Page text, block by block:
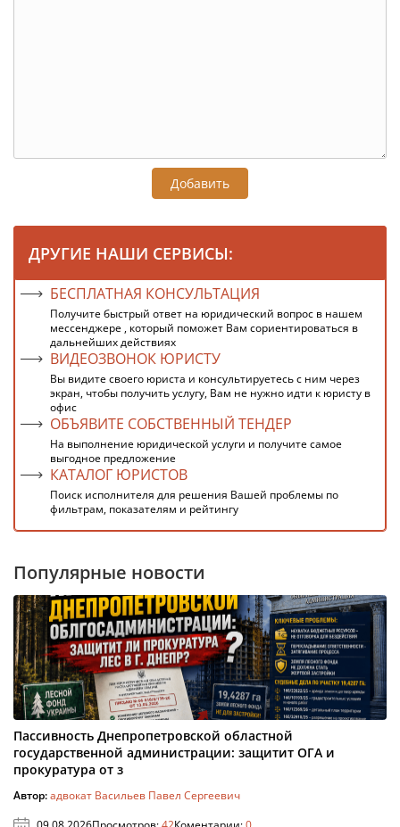
Добавить
ДРУГИЕ НАШИ СЕРВИСЫ:
БЕСПЛАТНАЯ КОНСУЛЬТАЦИЯ
Получите быстрый ответ на юридический вопрос в нашем
мессенджере , который поможет Вам сориентироваться в
дальнейших действиях
ВИДЕОЗВОНОК ЮРИСТУ
Вы видите своего юриста и консультируетесь с ним через
экран, чтобы получить услугу, Вам не нужно идти к юристу в
офис
ОБЪЯВИТЕ СОБСТВЕННЫЙ ТЕНДЕР
На выполнение юридической услуги и получите самое
выгодное предложение
КАТАЛОГ ЮРИСТОВ
Поиск исполнителя для решения Вашей проблемы по
фильтрам, показателям и рейтингу
Популярные новости
Пассивность Днепропетровской областной
государственной администрации: защитит ОГА и
прокуратура от з
Автор:адвокат Васильев Павел Сергеевич